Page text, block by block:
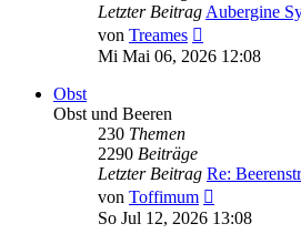
Letzter Beitrag Aubergine
von Treames
Beitrag
Mi Mai 06, 2026 12:08
Obst
Obst und Beeren
230 Themen
2290 Beiträge
Letzter Beitrag Re:
von Toffimum
Beitrag
So Jul 12, 2026 13:08